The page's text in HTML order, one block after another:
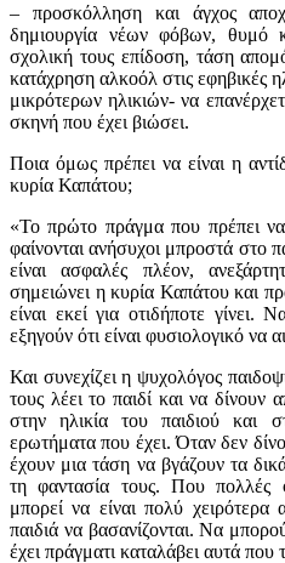
– προσκόλληση και άγχος
δημιουργία νέων φόβων, θυμό
σχολική τους επίδοση, τάση
κατάχρηση αλκοόλ στις εφηβικές
μικρότερων ηλικιών- να
σκηνή που έχει βιώσει.
Ποια όμως πρέπει να είναι η
κυρία Καπάτου;
«Το πρώτο πράγμα που πρέπει να
φαίνονται ανήσυχοι μπροστά στο
είναι ασφαλές πλέον,
σημειώνει η κυρία Καπάτου και
είναι εκεί για οτιδήποτε
εξηγούν ότι είναι φυσιολογικό να
Και συνεχίζει η ψυχολόγος
τους λέει το παιδί και να
στην ηλικία του παιδιού και
ερωτήματα που έχει. Όταν δεν
έχουν μια τάση να βγάζουν τα
τη φαντασία τους. Που πολλές
μπορεί να είναι πολύ χειρότερα
παιδιά να βασανίζονται. Να
έχει πράγματι καταλάβει αυτά που